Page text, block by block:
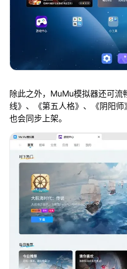
除此之外，MuMu模拟器还可
线》、《第五人格》、《阴阳
也会同步上架。